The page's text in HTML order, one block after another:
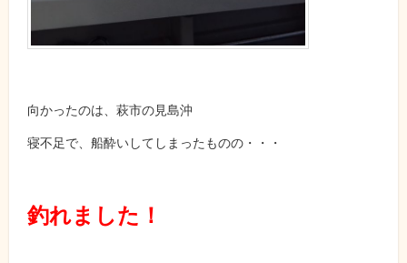
向かったのは、萩市の見島沖
寝不足で、船酔いしてしまったものの・・・
釣れました！